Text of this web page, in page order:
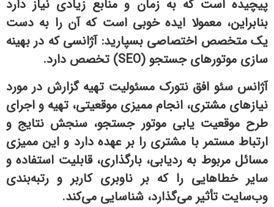
پیچیده است که به زمان و منابع زیادی نیاز دارد
بنابراین، معمولا ایده خوبی است که آن را به دست
یک متخصص اختصاصی بسپارید: آژانسی که در بهینه
سازی موتورهای جستجو (SEO) تخصص دارد.
آژانس سئو افق نتورک مسئولیت تهیه گزارش در مورد
نیازهای مشتری، انجام ممیزی موقعیتی، تهیه و اجرای
طرح موقعیت یابی موتور جستجو، سنجش نتایج و
ارتباط مستمر با مشتری را بر عهده دارد و این ممیزی
مسائل مربوط به ردیابی، بارگذاری، قابلیت استفاده و
سایر خطاهایی را که بر ناوبری کاربر و رتبه‌بندی
وب‌سایت تأثیر می‌گذارد، شناسایی می‌کند.